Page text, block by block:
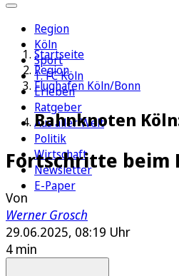
Region
Köln
Sport
1. FC Köln
Erleben
Ratgeber
Aus aller Welt
Politik
Wirtschaft
Newsletter
E-Paper
Startseite
Region
Flughafen Köln/Bonn
Bahnknoten
Fortschritte beim
Von
Werner Grosch
29.06.2025, 08:19 Uhr
4 min